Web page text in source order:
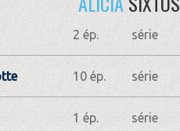
2 ép. série
10 ép. série
1 ép. série